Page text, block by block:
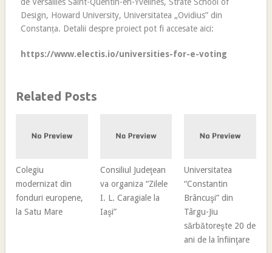
Design, Howard University, Universitatea „Ovidius” din
Constanța. Detalii despre proiect pot fi accesate aici:
https://www.electis.io/universities-for-e-voting
Related Posts
Colegiu
modernizat din
fonduri europene,
la Satu Mare
Consiliul Judeţean
va organiza “Zilele
I. L. Caragiale la
Iaşi”
Universitatea
“Constantin
Brâncuşi” din
Târgu-Jiu
sărbătoreşte 20 de
ani de la înfiinţare